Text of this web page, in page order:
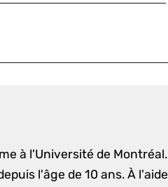
à l'Université de Montréal.
l'âge de 10 ans. À l'aide